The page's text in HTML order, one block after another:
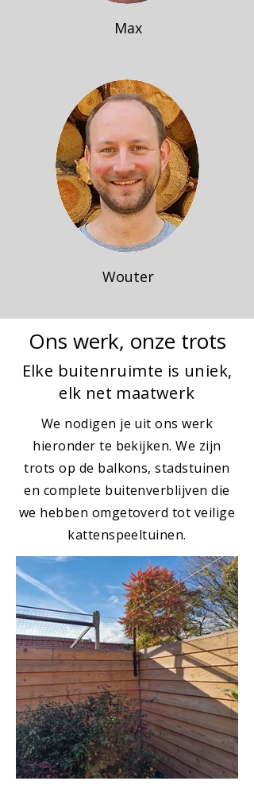
Max
Wouter
Ons werk, onze trots
Elke buitenruimte is uniek,
elk net maatwerk
We nodigen je uit ons werk
hieronder te bekijken. We zijn
trots op de balkons, stadstuinen
en complete buitenverblijven die
we hebben omgetoverd tot veilige
kattenspeeltuinen.